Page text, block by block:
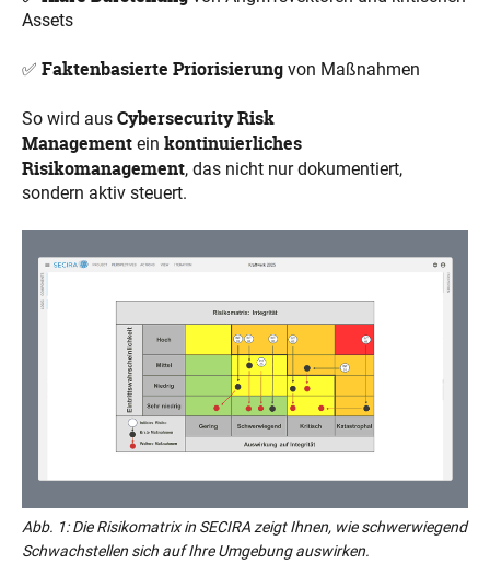
Assets
✅ Faktenbasierte Priorisierung von Maßnahmen
So wird aus Cybersecurity Risk
Management ein kontinuierliches
Risikomanagement, das nicht nur dokumentiert,
sondern aktiv steuert.
Abb. 1: Die Risikomatrix in SECIRA zeigt Ihnen, wie schwerwiegend
Schwachstellen sich auf Ihre Umgebung auswirken.